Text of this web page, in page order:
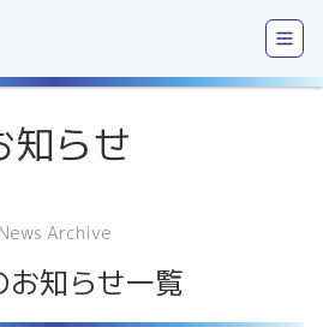
知らせ
News Archive
お知らせ一覧